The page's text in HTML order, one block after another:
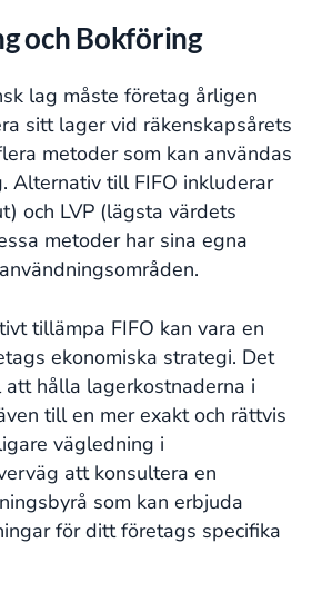
och Bokföring
lag måste företag årligen
sitt lager vid räkenskapsårets
metoder som kan användas
Alternativ till FIFO inkluderar
och LVP (lägsta värdets
metoder har sina egna
tillämpa FIFO kan vara en
ekonomiska strategi. Det
hålla lagerkostnaderna i
till en mer exakt och rättvis
vägledning i
att konsultera en
som kan erbjuda
för ditt företags specifika